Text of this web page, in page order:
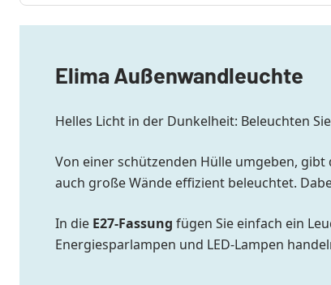
Elima Außenwandleuchte
Helles Licht in der Dunkelheit: Beleuchten
Von einer schützenden Hülle umgeben,
auch große Wände effizient beleuchtet.
In die E27-Fassung fügen Sie einfach ein
Energiesparlampen und LED-Lampen